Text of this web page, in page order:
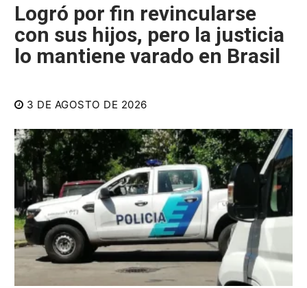
Logró por fin revincularse
con sus hijos, pero la justicia
lo mantiene varado en Brasil
3 DE AGOSTO DE 2026